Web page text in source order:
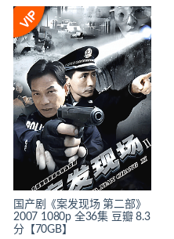
国产剧《案发现场 第二部》
2007 1080p 全36集 豆瓣 8.3
分【70GB】